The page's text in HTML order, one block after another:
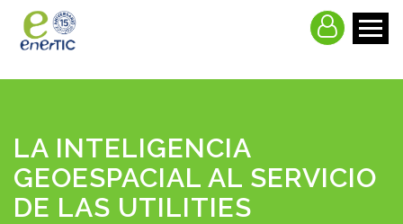
LA INTELIGENCIA
GEOESPACIAL AL SERVICIO
DE LAS UTILITIES